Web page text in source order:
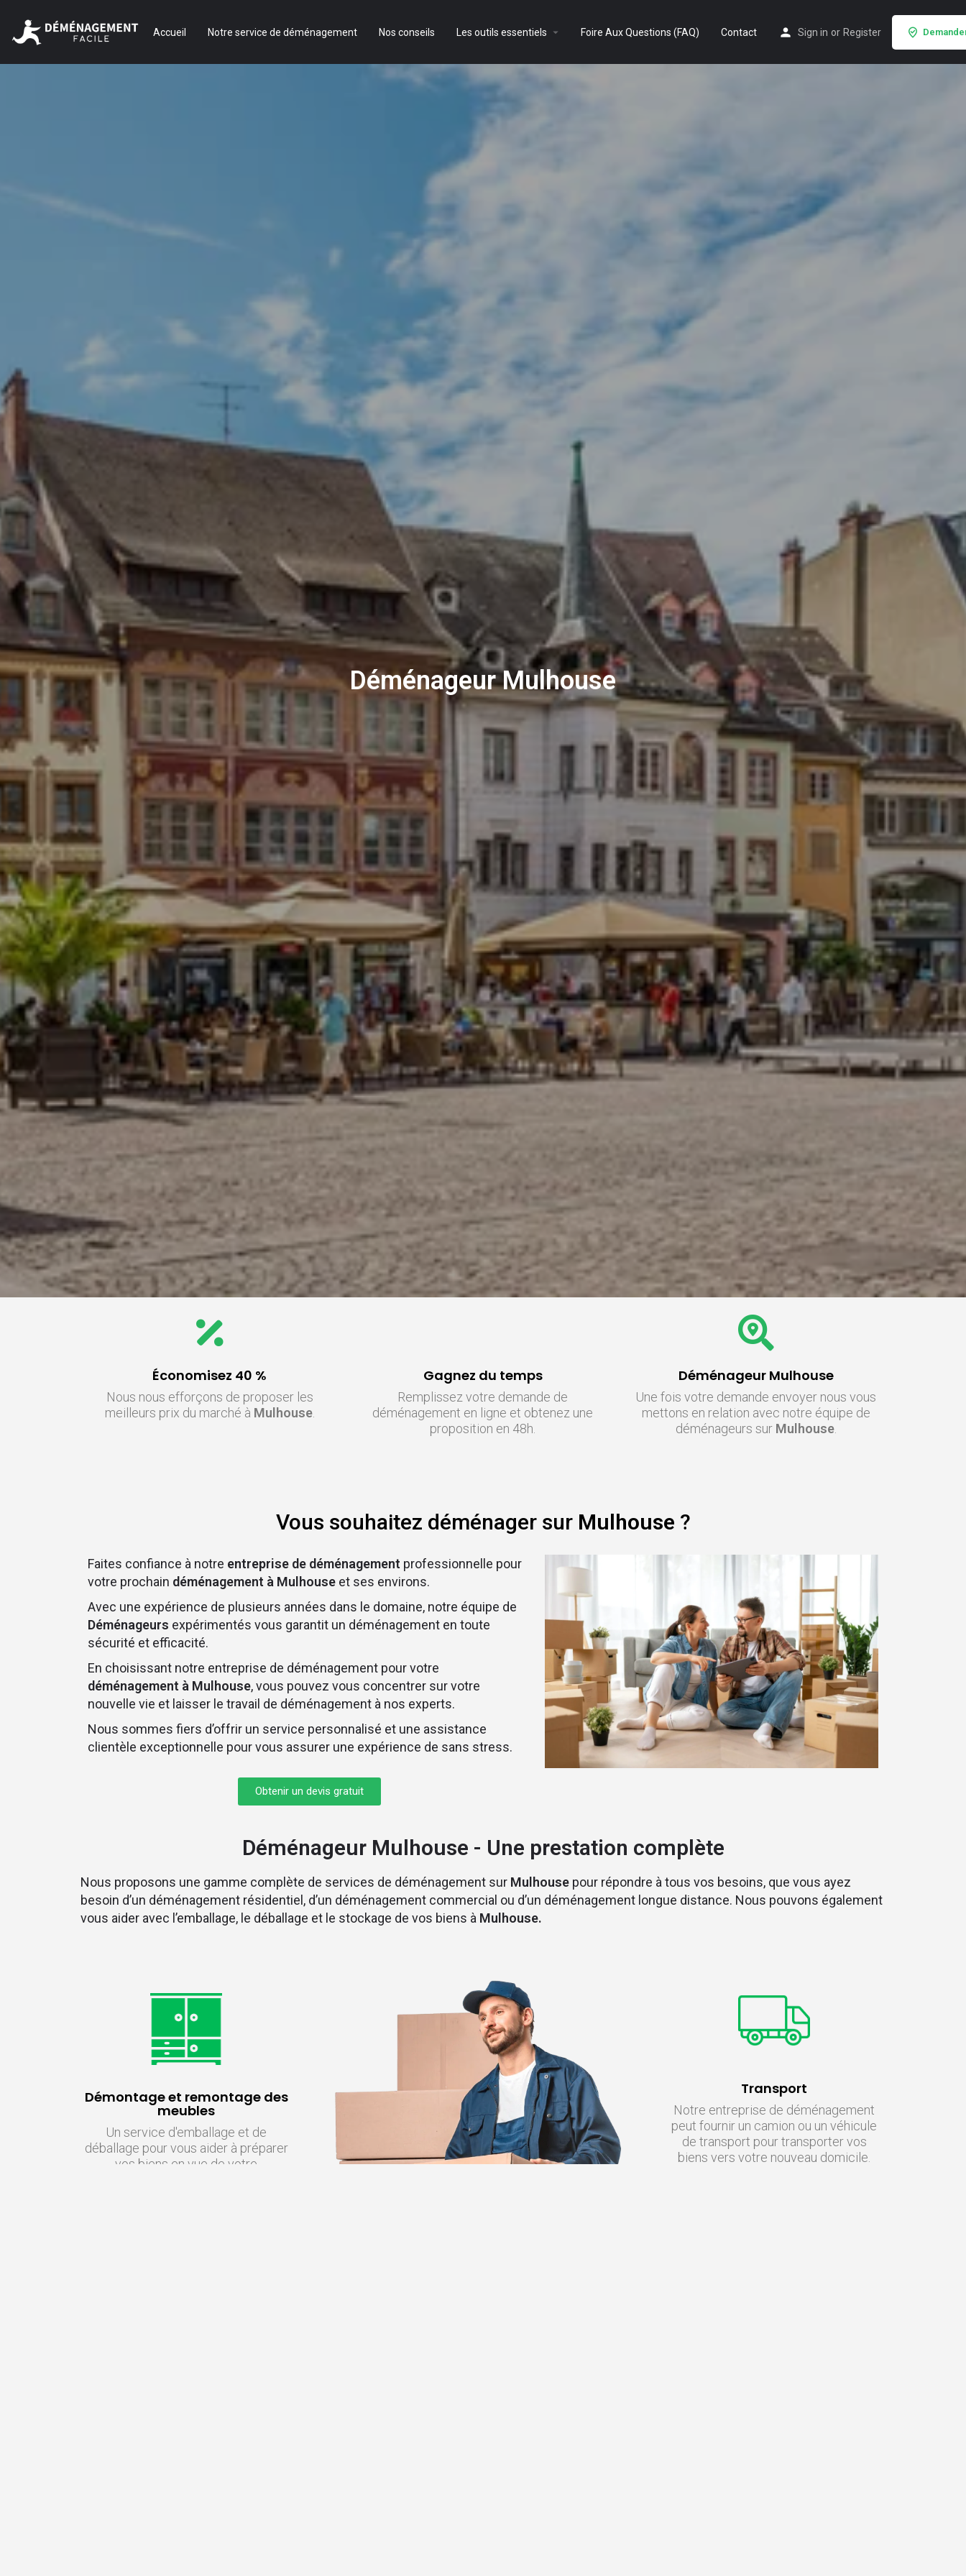
Accueil Notre service de déménagement Nos conseils Les outils essentiels Foire Aux Questions (FAQ) Contact Sign in or Register
Déménageur Mulhouse
Économisez 40 %
Nous nous efforçons de proposer les
meilleurs prix du marché à Mulhouse.
Gagnez du temps
Remplissez votre demande de
déménagement en ligne et obtenez une
proposition en 48h.
Déménageur Mulhouse
Une fois votre demande envoyer nous vous
mettons en relation avec notre équipe de
déménageurs sur Mulhouse.
Vous souhaitez déménager sur Mulhouse ?
Faites confiance à notre entreprise de déménagement professionnelle pour
votre prochain déménagement à Mulhouse et ses environs.
Avec une expérience de plusieurs années dans le domaine, notre équipe de
Déménageurs expérimentés vous garantit un déménagement en toute
sécurité et efficacité.
En choisissant notre entreprise de déménagement pour votre
déménagement à Mulhouse, vous pouvez vous concentrer sur votre
nouvelle vie et laisser le travail de déménagement à nos experts.
Nous sommes fiers d’offrir un service personnalisé et une assistance
clientèle exceptionnelle pour vous assurer une expérience de sans stress.
Obtenir un devis gratuit
Déménageur Mulhouse - Une prestation complète
Nous proposons une gamme complète de services de déménagement sur Mulhouse pour répondre à tous vos besoins, que vous ayez
besoin d’un déménagement résidentiel, d’un déménagement commercial ou d’un déménagement longue distance. Nous pouvons également
vous aider avec l’emballage, le déballage et le stockage de vos biens à Mulhouse.
Démontage et remontage des
meubles
Un service d'emballage et de
déballage pour vous aider à préparer
vos biens en vue de votre
Transport
Notre entreprise de déménagement
peut fournir un camion ou un véhicule
de transport pour transporter vos
biens vers votre nouveau domicile.